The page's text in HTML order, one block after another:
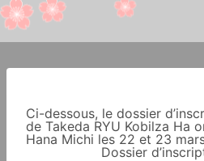
Ci-dessous, le dossier
de Takeda RYU Kobilza Ha
Hana Michi les 22 et 23
Dossier